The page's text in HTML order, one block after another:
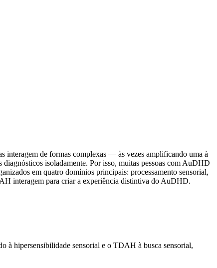
interagem de formas complexas — às vezes amplificando uma à
diagnósticos isoladamente. Por isso, muitas pessoas com AuDHD
em quatro domínios principais: processamento sensorial,
interagem para criar a experiência distintiva do AuDHD.
à hipersensibilidade sensorial e o TDAH à busca sensorial,